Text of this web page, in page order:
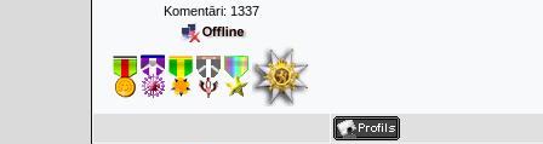
Komentāri: 1337